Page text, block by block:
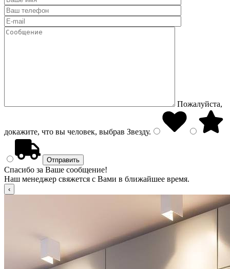
Пожалуйста,
докажите, что вы человек, выбрав Звезду.
Спасибо за Ваше сообщение!
Наш менеджер свяжется с Вами в ближайшее время.